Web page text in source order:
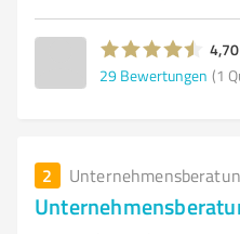
29 Bewertungen (1
2